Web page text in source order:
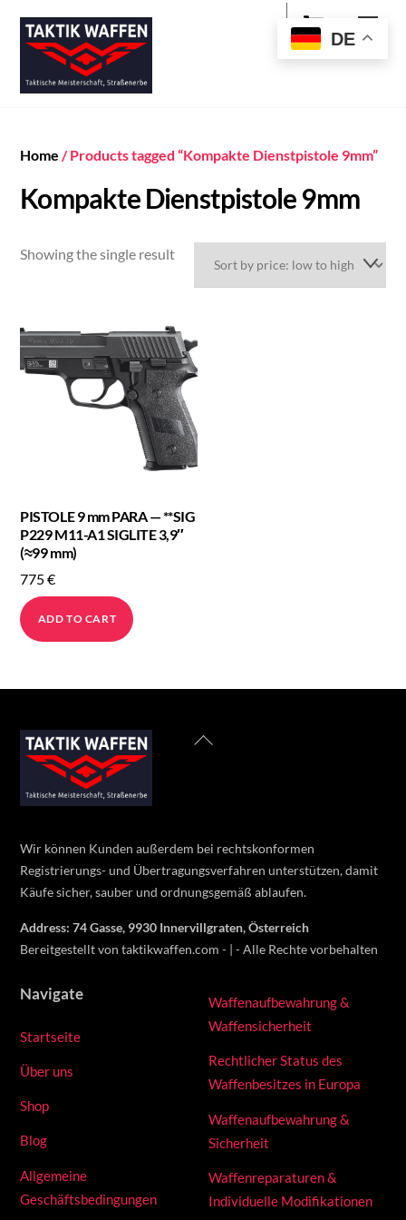
content
Cart
Home / Products tagged “Kompakte Dienstpistole 9mm”
Kompakte Dienstpistole 9mm
Showing the single result
PISTOLE 9 mm PARA — **SIG
P229 M11-A1 SIGLITE 3,9″
(≈99 mm)
775€
ADD TO CART
Back
Wir können Kunden außerdem bei rechtskonformen
Registrierungs- und Übertragungsverfahren unterstützen, damit
Käufe sicher, sauber und ordnungsgemäß ablaufen.
Address: 74 Gasse, 9930 Innervillgraten, Österreich
Bereitgestellt von taktikwaffen.com - | - Alle Rechte vorbehalten
Navigate
Startseite
Über uns
Shop
Blog
Allgemeine
Geschäftsbedingungen
Waffenaufbewahrung &
Waffensicherheit
Rechtlicher Status des
Waffenbesitzes in Europa
Waffenaufbewahrung &
Sicherheit
Waffenreparaturen &
Individuelle Modifikationen
DE